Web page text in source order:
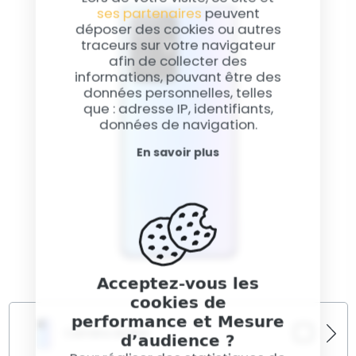
ses partenaires peuvent
déposer des cookies ou autres
traceurs sur votre navigateur
afin de collecter des
informations, pouvant être des
données personnelles, telles
que : adresse IP, identifiants,
données de navigation.
En savoir plus
Acceptez-vous les
cookies de
performance et Mesure
d’audience ?
votre appareil. Nos experts utilisent des
technologies de diagnostic avancées pour fournir
des solutions efficaces et rapides.
Caméra Arrière